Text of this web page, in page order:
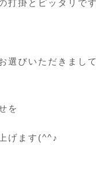
打掛とピッタリで
選びいただきまし
を
げます(^^♪